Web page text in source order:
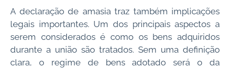
A declaração de amasia traz também implicações
legais importantes. Um dos principais aspectos a
serem considerados é como os bens adquiridos
durante a união são tratados. Sem uma definição
clara, o regime de bens adotado será o da